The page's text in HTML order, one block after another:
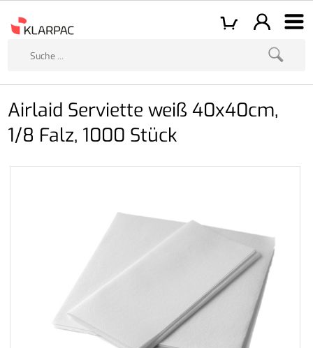
Airlaid Serviette weiß 40x40cm,
1/8 Falz, 1000 Stück